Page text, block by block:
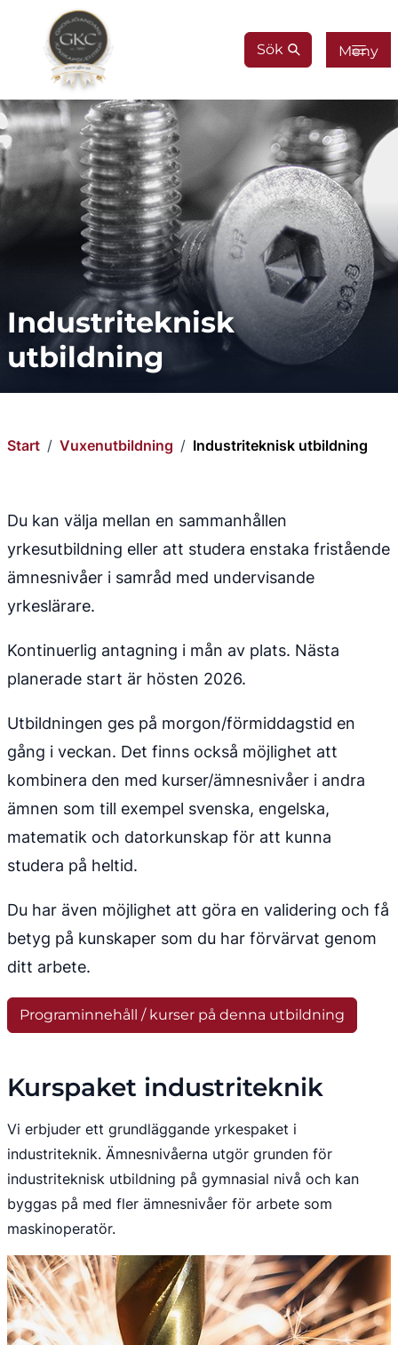
Gå till innehåll
Sök Meny
Industriteknisk
utbildning
Start / Vuxenutbildning / Industriteknisk utbildning
Du kan välja mellan en sammanhållen
yrkesutbildning eller att studera enstaka fristående
ämnesnivåer i samråd med undervisande
yrkeslärare.
Kontinuerlig antagning i mån av plats. Nästa
planerade start är hösten 2026.
Utbildningen ges på morgon/förmiddagstid en
gång i veckan. Det finns också möjlighet att
kombinera den med kurser/ämnesnivåer i andra
ämnen som till exempel svenska, engelska,
matematik och datorkunskap för att kunna
studera på heltid.
Du har även möjlighet att göra en validering och få
betyg på kunskaper som du har förvärvat genom
ditt arbete.
Programinnehåll / kurser på denna utbildning
Kurspaket industriteknik
Vi erbjuder ett grundläggande yrkespaket i
industriteknik. Ämnesnivåerna utgör grunden för
industriteknisk utbildning på gymnasial nivå och kan
byggas på med fler ämnesnivåer för arbete som
maskinoperatör.